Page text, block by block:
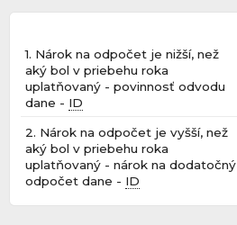
1. Nárok na odpočet je nižší, než
aký bol v priebehu roka
uplatňovaný - povinnosť odvodu
dane - ID
2. Nárok na odpočet je vyšší, než
aký bol v priebehu roka
uplatňovaný - nárok na dodatočný
odpočet dane - ID